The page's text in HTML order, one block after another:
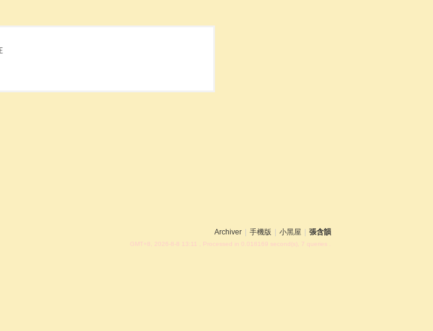
Archiver 手機版 小黑屋 張含韻
GMT+8, 2026-8-8 13:11 , Processed in 0.018169 second(s), 7 queries .